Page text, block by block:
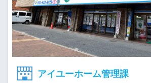
アイユーホーム管理課